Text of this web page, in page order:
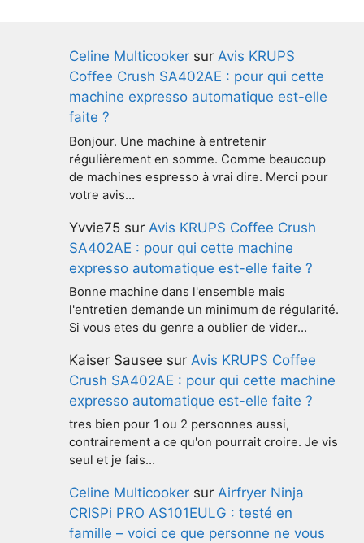
Celine Multicooker surAvis KRUPS
Coffee Crush SA402AE : pour qui cette
machine expresso automatique est-elle
faite ?
Bonjour. Une machine à entretenir
régulièrement en somme. Comme beaucoup
de machines espresso à vrai dire. Merci pour
votre avis…
Yvvie75 sur Avis KRUPS Coffee Crush
SA402AE : pour qui cette machine
expresso automatique est-elle faite ?
Bonne machine dans l'ensemble mais
l'entretien demande un minimum de régularité.
Si vous etes du genre a oublier de vider…
Kaiser Sausee surAvis KRUPS Coffee
Crush SA402AE : pour qui cette machine
expresso automatique est-elle faite ?
tres bien pour 1 ou 2 personnes aussi,
contrairement a ce qu'on pourrait croire. Je vis
seul et je fais…
Celine Multicooker surAirfryer Ninja
CRISPi PRO AS101EULG : testé en
famille – voici ce que personne ne vous